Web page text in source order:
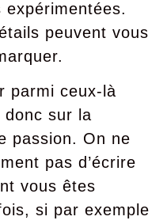
peuvent vous
parmi ceux-là
donc sur la
passion. On ne
pas d’écrire
vous êtes
si par exemple